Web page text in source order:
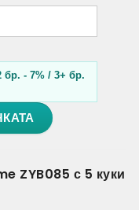
бр. - 7% / 3+ бр.
ZYB085 с 5 куки